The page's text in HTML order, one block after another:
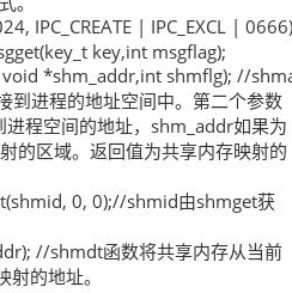
IPC_CREATE | IPC_EXCL |
key,int msgflag);
*shm_addr,int shmflg); //
到进程的地址空间中。第二个参数
程空间的地址，shm_addr如果为
的区域。返回值为共享内存映射的
0, 0);//shmid由shmget获
//shmdt函数将共享内存从当前
的地址。